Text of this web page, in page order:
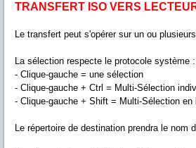
TRANSFERT ISO VERS
Le transfert peut s'opérer sur un ou
La sélection respecte le protocole système :
- Clique-gauche = une sélection
- Clique-gauche + Ctrl = Multi-Sélection
- Clique-gauche + Shift = Multi-Sélection en
Le répertoire de destination prendra le nom